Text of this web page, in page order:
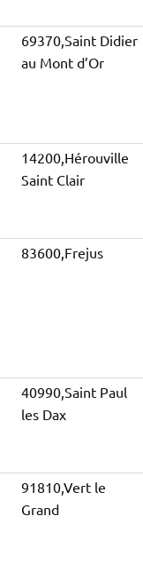
69370,Saint Didier
au Mont d’Or
14200,Hérouville
Saint Clair
83600,Frejus
40990,Saint Paul
les Dax
91810,Vert le
Grand